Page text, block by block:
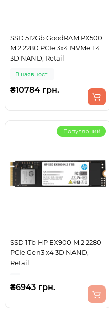
SSD 512Gb GoodRAM PX500
M.2 2280 PCIe 3x4 NVMe 1.4
3D NAND, Retail
В наявності
₴10784 грн.
Популярний
SSD 1Tb HP EX900 M.2 2280
PCIe Gen3 x4 3D NAND,
Retail
₴6943 грн.